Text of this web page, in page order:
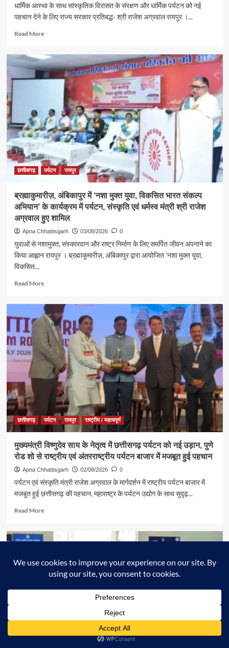
धार्मिक आस्था के साथ सांस्कृतिक विरासत के संरक्षण और धार्मिक पर्यटन को नई
पहचान देने के लिए राज्य सरकार प्रतिबद्ध- श्री राजेश अग्रवाल रायपुर ।...
Read MoreRead
श्रावण
के
प्रथम
कैबिनेट
मंत्री
श्री
राजेश
अग्रवाल
ने
लखनपुर
में
विधि-
विधान
जलाभिषेक,
प्रदेशवासियों
शांति,
और
खुशहाली
की
कामना
छत्तीसगढ़ पर्यटन रायपुर
ब्रह्माकुमारीज़, अंबिकापुर में ‘नशा मुक्त युवा, विकसित भारत संकल्प
अभियान’ के कार्यक्रम में पर्यटन, संस्कृति एवं धर्मस्व मंत्री श्री राजेश
अग्रवाल हुए शामिल
Apna Chhattisgarh 03/08/2026 0
युवाओं से नशामुक्त, संस्कारवान और राष्ट्र निर्माण के लिए समर्पित जीवन अपनाने का
किया आह्वान रायपुर । ब्रह्माकुमारीज़, अंबिकापुर द्वारा आयोजित ’नशा मुक्त युवा,
विकसित...
Read MoreRead
ब्रह्माकुमारीज़,
अंबिकापुर
मुक्त
युवा,
विकसित
भारत
संकल्प
अभियान’
कार्यक्रम
संस्कृति
एवं
धर्मस्व
श्री
राजेश
छत्तीसगढ़ पर्यटन रायपुर राष्ट्रीय / महत्वपूर्ण
मुख्यमंत्री विष्णुदेव साय के नेतृत्व में छत्तीसगढ़ पर्यटन को नई उड़ान, पुणे
रोड शो से राष्ट्रीय एवं अंतरराष्ट्रीय पर्यटन बाजार में मजबूत हुई पहचान
Apna Chhattisgarh 02/08/2026 0
पर्यटन एवं संस्कृति मंत्री राजेश अग्रवाल के मार्गदर्शन में राष्ट्रीय पर्यटन बाजार में
मजबूत हुई छत्तीसगढ़ की पहचान, महाराष्ट्र के पर्यटन उद्योग के साथ सुदृढ़...
Read MoreRead
के
नेतृत्व
उड़ान,